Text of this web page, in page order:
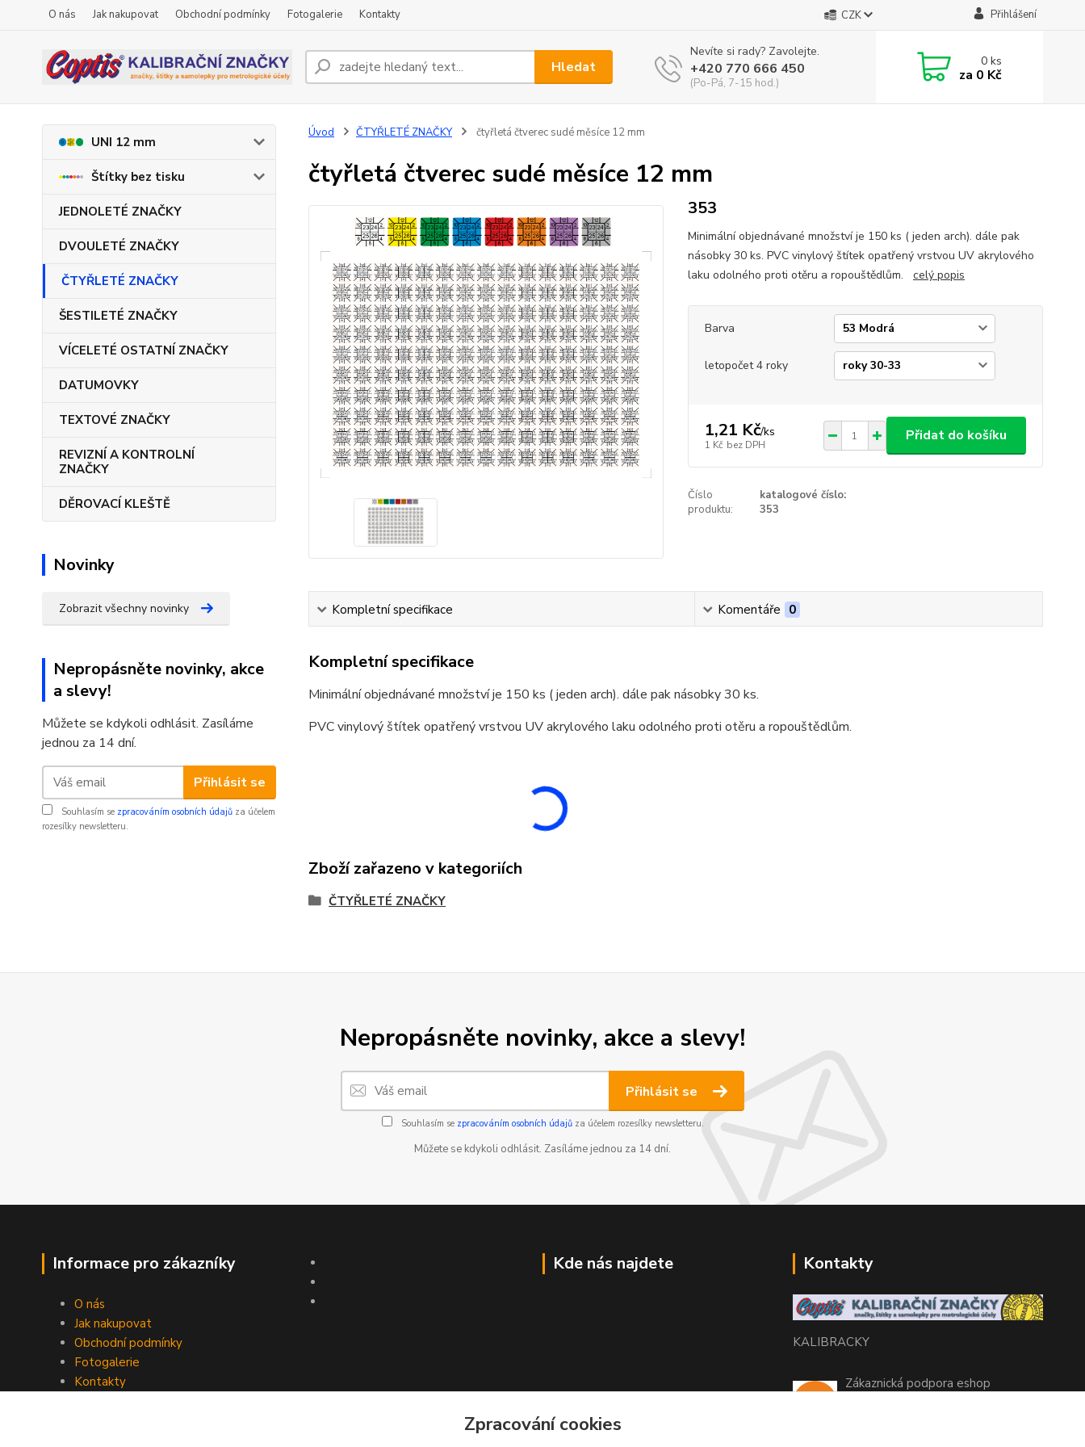
O nás Jak nakupovat Obchodní podmínky Fotogalerie Kontakty CZK Přihlášení
Hledat
Nevíte si rady? Zavolejte.
+420 770 666 450
(Po-Pá, 7-15 hod.)
0ks
za 0 Kč
UNI 12 mm
Štítky bez tisku
JEDNOLETÉ ZNAČKY
DVOULETÉ ZNAČKY
ČTYŘLETÉ ZNAČKY
ŠESTILETÉ ZNAČKY
VÍCELETÉ OSTATNÍ ZNAČKY
DATUMOVKY
TEXTOVÉ ZNAČKY
REVIZNÍ A KONTROLNÍ
ZNAČKY
DĚROVACÍ KLEŠTĚ
Novinky
Zobrazit všechny novinky
Nepropásněte novinky, akce
a slevy!
Můžete se kdykoli odhlásit. Zasíláme
jednou za 14 dní.
Přihlásit se
Souhlasím se zpracováním osobních údajů za účelem
rozesílky newsletteru.
Úvod ČTYŘLETÉ ZNAČKY čtyřletá čtverec sudé měsíce 12 mm
čtyřletá čtverec sudé měsíce 12 mm
353
Minimální objednávané množství je 150 ks ( jeden arch). dále pak
násobky 30 ks. PVC vinylový štítek opatřený vrstvou UV akrylového
laku odolného proti otěru a ropouštědlům. celý popis
Barva
letopočet 4 roky
1,21 Kč/ks
1 Kč bez DPH
Přidat do košíku
Číslo
produktu:
katalogové číslo:
353
Kompletní specifikace Komentáře 0
Kompletní specifikace
Minimální objednávané množství je 150 ks ( jeden arch). dále pak násobky 30 ks.
PVC vinylový štítek opatřený vrstvou UV akrylového laku odolného proti otěru a ropouštědlům.
Zboží zařazeno v kategoriích
ČTYŘLETÉ ZNAČKY
Nepropásněte novinky, akce a slevy!
Přihlásit se
Souhlasím se zpracováním osobních údajůza účelem rozesílky newsletteru.
Můžete se kdykoli odhlásit. Zasíláme jednou za 14 dní.
Informace pro zákazníky
O nás
Jak nakupovat
Obchodní podmínky
Fotogalerie
Kontakty
Kde nás najdete Kontakty
KALIBRACKY
Zákaznická podpora eshop
Zpracování cookies